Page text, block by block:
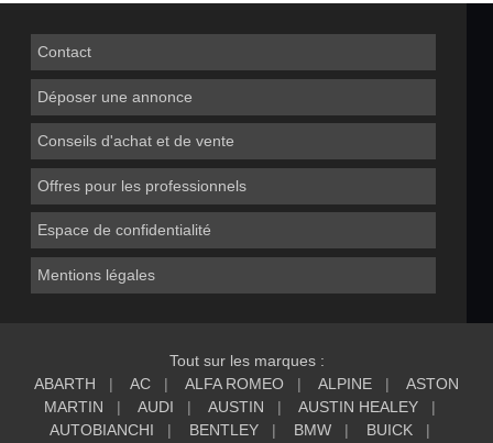
Contact
Déposer une annonce
Conseils d'achat et de vente
Offres pour les professionnels
Espace de confidentialité
Mentions légales
Tout sur les marques :
ABARTH
AC ALFA ROMEO ALPINE
ASTON
MARTIN
AUDI AUSTIN
AUSTIN HEALEY
AUTOBIANCHI
BENTLEY BMW
BUICK